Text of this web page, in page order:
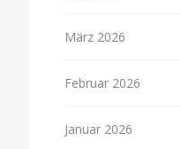
März 2026
Februar 2026
Januar 2026